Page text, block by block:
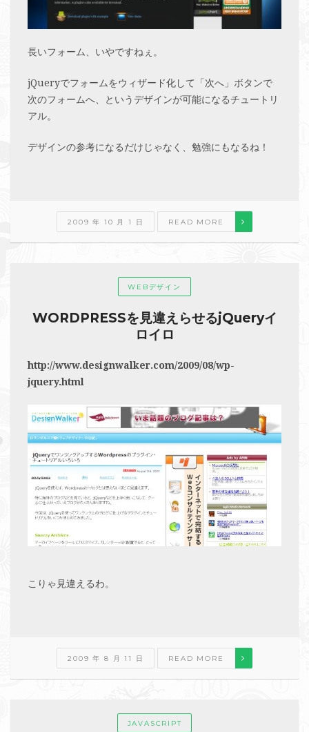
長いフォーム、いやですねぇ。
jQueryでフォームをウィザード化して「次へ」ボタンで
次のフォームへ、というデザインが可能になるチュートリ
アル。
デザインの参考になるだけじゃなく、勉強にもなるね！
2009 年 10 月 1 日 READ MORE
WEBデザイン
WORDPRESSを見違えらせるjQueryイ
ロイロ
http://www.designwalker.com/2009/08/wp-
jquery.html
こりゃ見違えるわ。
2009 年 8 月 11 日 READ MORE
JAVASCRIPT